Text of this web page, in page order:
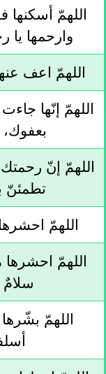
اللهمّ أسكنها
وارحمها يا
اللهمّ اعف
اللهمّ إنّها
اللهمّ إنّ
تطمئنّ
اللهمّ
اللهمّ احشرها
اللهمّ